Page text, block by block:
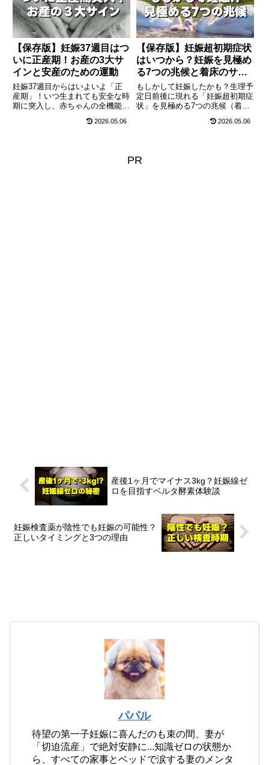
す。
【保存版】妊娠37週目はつ
いに正産期！お産の3大サ
インと安産のための運動
妊娠37週目からはいよいよ「正
産期」！いつ生まれても安全な時
期に突入し、赤ちゃんの全機能が
水のお産の3大サインの見分け方
2026.05.06
【保存版】妊娠超初期症状
はいつから？妊娠を見極め
る7つの兆候と着床のサイ
ン
もしかして妊娠したかも？生理予
定日前後に現れる「妊娠超初期症
状」を見極める7つの兆候（着床
り、おりものの変化など）を最新
き葉酸摂取・NG行動についても
2026.05.06
PR
産後1ヶ月でマイナス3kg？妊娠線ゼ
ロを目指すベルタ酵素体験談
妊娠検査薬が陰性でも妊娠の可能性？
正しいタイミングと3つの理由
パパル
待望の第一子妊娠に喜んだのも束の間、妻が
「切迫流産」で絶対安静に...知識ゼロの状態か
ら、すべての家事とベッドで涙する妻のメンタ